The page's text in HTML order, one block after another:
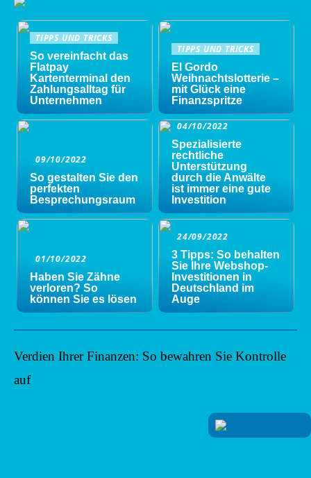
TIPPS UND TRICKS
So vereinfacht das
Flatpay
Kartenterminal den
Zahlungsalltag für
Unternehmen
TIPPS UND TRICKS
El Gordo
Weihnachtslotterie –
mit Glück eine
Finanzspritze
09/10/2022
So gestalten Sie den
perfekten
Besprechungsraum
04/10/2022
Spezialisierte
rechtliche
Unterstützung
durch die Anwälte
ist immer eine gute
Investition
01/10/2022
Haben Sie Zähne
verloren? So
können Sie es lösen
24/09/2022
3 Tipps: So behalten
Sie Ihre Webshop-
Investitionen in
Deutschland im
Auge
Verdien Ihrer Finanzen: So bewahren Sie Kontrolle
auf